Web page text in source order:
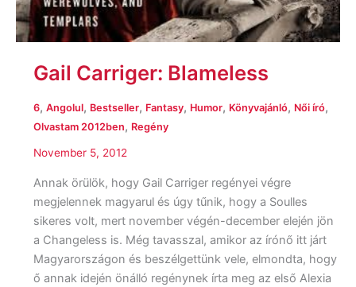
Gail Carriger: Blameless
6, Angolul, Bestseller, Fantasy, Humor, Könyvajánló, Női író,
Olvastam 2012ben, Regény
November 5, 2012
Annak örülök, hogy Gail Carriger regényei végre
megjelennek magyarul és úgy tűnik, hogy a Soulles
sikeres volt, mert november végén-december elején jön
a Changeless is. Még tavasszal, amikor az írónő itt járt
Magyarországon és beszélgettünk vele, elmondta, hogy
ő annak idején önálló regénynek írta meg az első Alexia